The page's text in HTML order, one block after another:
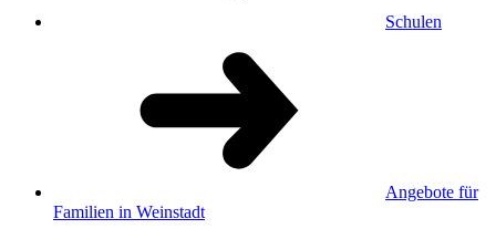
Schulen
Angebote für
Familien in Weinstadt